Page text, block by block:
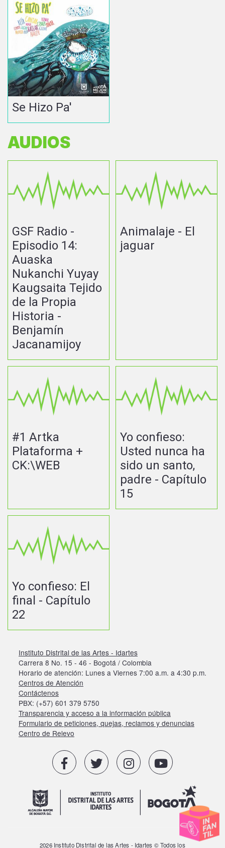
Se Hizo Pa'
AUDIOS
GSF Radio -
Episodio 14:
Auaska
Nukanchi Yuyay
Kaugsaita Tejido
de la Propia
Historia -
Benjamín
Jacanamijoy
Animalaje - El
jaguar
#1 Artka
Plataforma +
CK:\WEB
Yo confieso:
Usted nunca ha
sido un santo,
padre - Capítulo
15
Yo confieso: El
final - Capítulo
22
Instituto Distrital de las Artes - Idartes
Carrera 8 No. 15 - 46 - Bogotá / Colombia
Horario de atención: Lunes a Viernes 7:00 a.m. a 4:30 p.m.
Centros de Atención
Contáctenos
PBX: (+57) 601 379 5750
Transparencia y acceso a la información pública
Formulario de peticiones, quejas, reclamos y denuncias
Centro de Relevo
2026 Instituto Distrital de las Artes - Idartes © Todos los